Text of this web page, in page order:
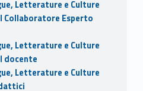
Letterature e Culture
Collaboratore Esperto
Letterature e Culture
docente
Letterature e Culture